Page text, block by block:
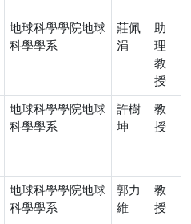
地球科學學院地球
科學學系
莊佩
涓
助
理
教
授
地球科學學院地球
科學學系
許樹
坤
教
授
地球科學學院地球
科學學系
郭力
維
教
授